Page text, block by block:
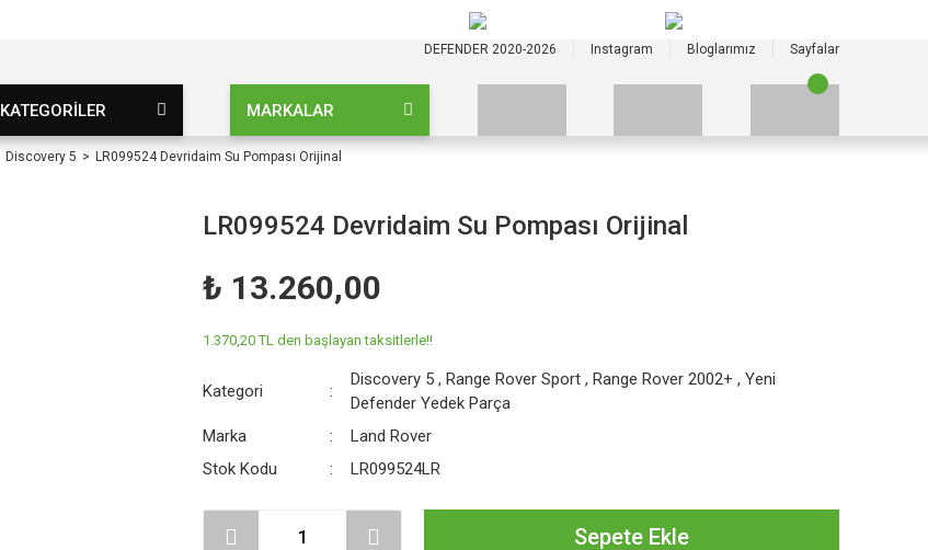
DEFENDER 2020-2026 Instagram Bloglarımız Sayfalar
KATEGORİLER MARKALAR
Discovery 5 LR099524 Devridaim Su Pompası Orijinal
LR099524 Devridaim Su Pompası Orijinal
₺ 13.260,00
1.370,20 TL den başlayan taksitlerle!!
Kategori
Discovery 5 ,Range Rover Sport ,Range Rover 2002+ ,Yeni
Defender Yedek Parça
Marka
Land Rover
Stok Kodu
LR099524LR
Sepete Ekle